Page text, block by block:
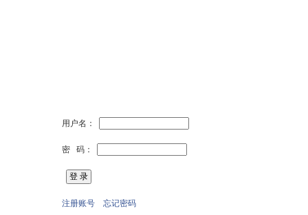
用户名：
密 码：
注册账号 忘记密码